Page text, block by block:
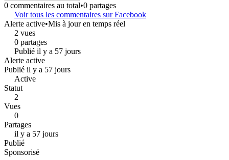
0 commentaires au total•0 partages
Voir tous les commentaires sur Facebook
Alerte active•Mis à jour en temps réel
2 vues
0 partages
Publié il y a 57 jours
Alerte active
Publié il y a 57 jours
Active
Statut
2
Vues
0
Partages
il y a 57 jours
Publié
Sponsorisé